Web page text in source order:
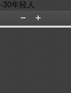
年轻人
Zoom